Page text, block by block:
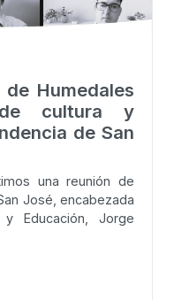
Humedales
cultura y
de San
una reunión de
José, encabezada
Educación, Jorge